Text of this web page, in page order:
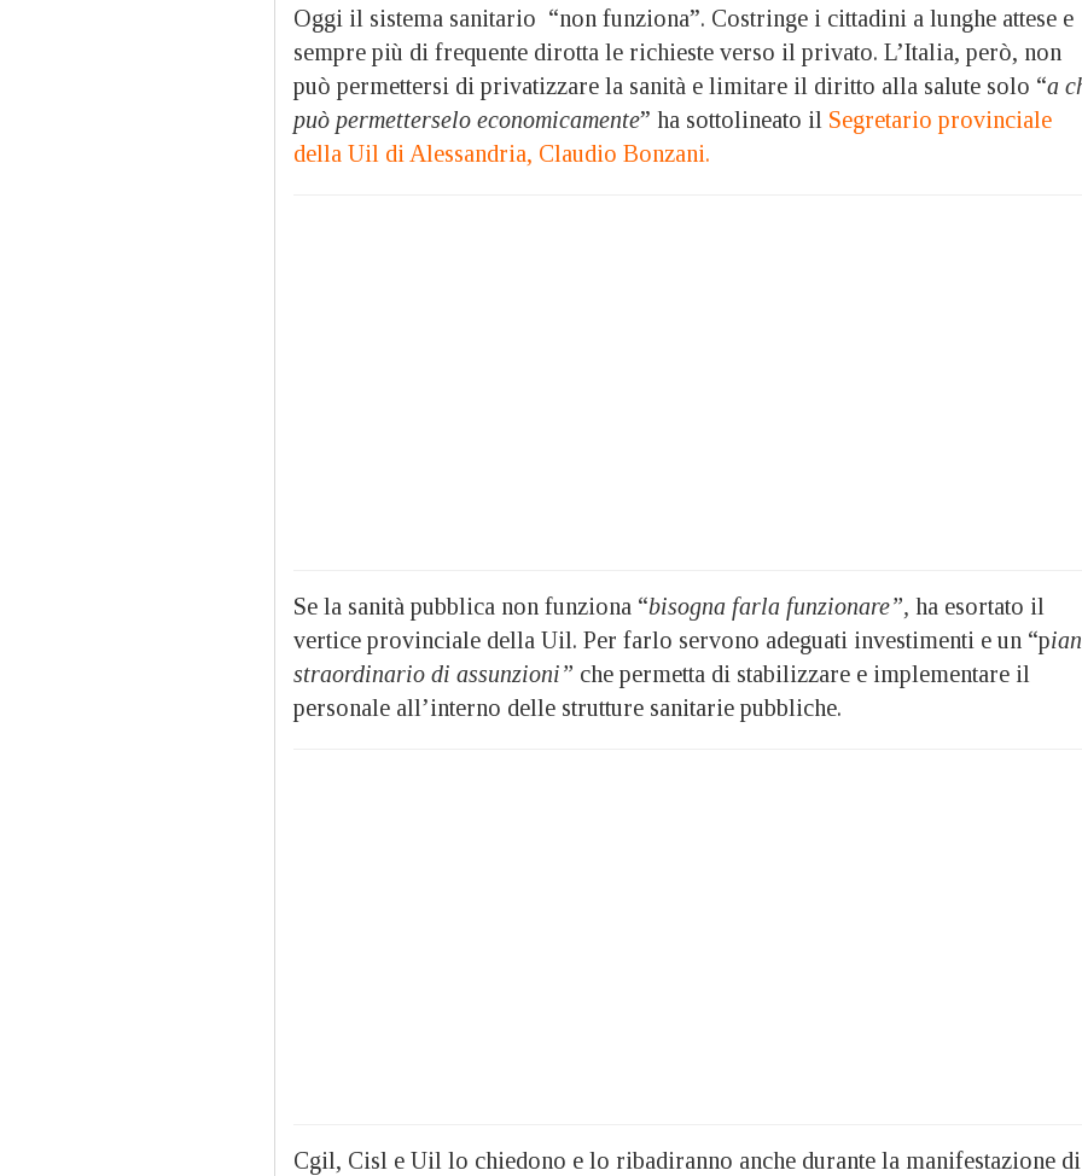
Oggi il sistema sanitario “non funziona”. Costringe i cittadini a lunghe attese e
sempre più di frequente dirotta le richieste verso il privato. L’Italia, però, non
può permettersi di privatizzare la sanità e limitare il diritto alla salute solo “a
può permetterselo economicamente” ha sottolineato il Segretario provinciale
della Uil di Alessandria, Claudio Bonzani.
Se la sanità pubblica non funziona “bisogna farla funzionare”, ha esortato il
vertice provinciale della Uil. Per farlo servono adeguati investimenti e un “p
straordinario di assunzioni” che permetta di stabilizzare e implementare il
personale all’interno delle strutture sanitarie pubbliche.
Cgil, Cisl e Uil lo chiedono e lo ribadiranno anche durante la manifestazione di